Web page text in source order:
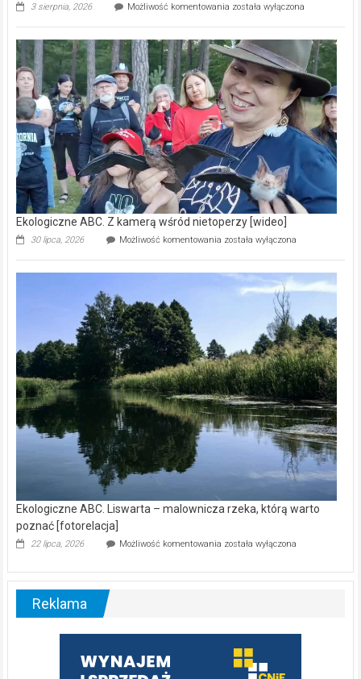
3 sierpnia, 2026 Możliwość komentowania Ekologiczne
–
prawdziwy
skarb
natury
[wideo]
została wyłączona
Ekologiczne ABC. Z kamerą wśród nietoperzy [wideo]
30 lipca, 2026 Możliwość komentowania Ekologiczne
kamerą
wśród
została wyłączona
Ekologiczne ABC. Liswarta – malownicza rzeka, którą warto
poznać [fotorelacja]
22 lipca, 2026 Możliwość komentowania Ekologiczne
–
warto
poznać
[fotorelacja]
została wyłączona
Reklama